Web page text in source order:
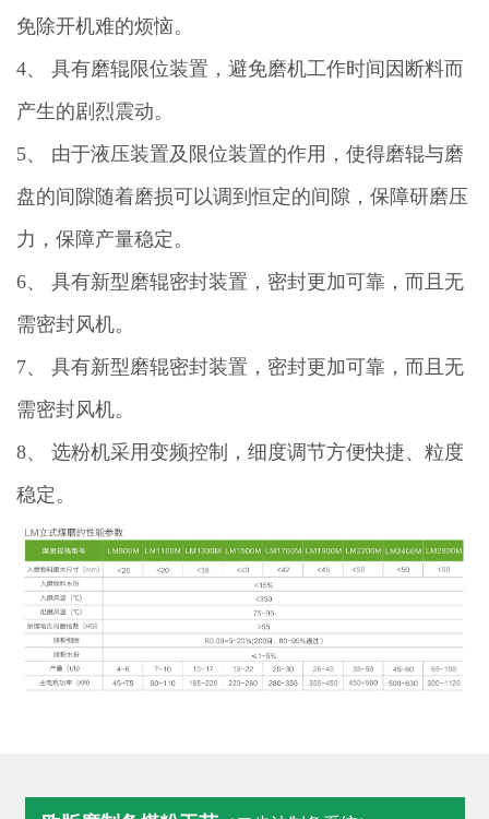
免除开机难的烦恼。
4、 具有磨辊限位装置，避免磨机工作时间因断料而
产生的剧烈震动。
5、 由于液压装置及限位装置的作用，使得磨辊与磨
盘的间隙随着磨损可以调到恒定的间隙，保障研磨压
力，保障产量稳定。
6、 具有新型磨辊密封装置，密封更加可靠，而且无
需密封风机。
7、 具有新型磨辊密封装置，密封更加可靠，而且无
需密封风机。
8、 选粉机采用变频控制，细度调节方便快捷、粒度
稳定。